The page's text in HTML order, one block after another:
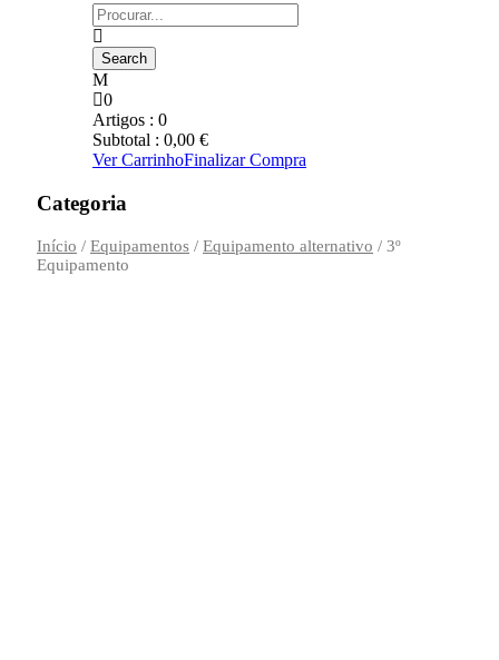
0
Artigos : 0
Subtotal : 0,00 €
Ver CarrinhoFinalizar Compra
Categoria
Início / Equipamentos / Equipamento alternativo / 3º
Equipamento